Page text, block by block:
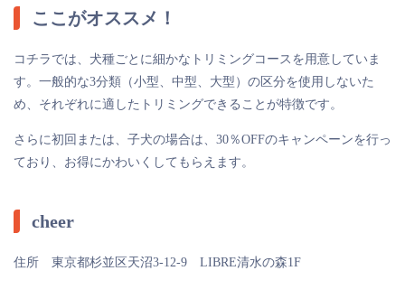
ここがオススメ！
コチラでは、犬種ごとに細かなトリミングコースを用意していま
す。一般的な3分類（小型、中型、大型）の区分を使用しないた
め、それぞれに適したトリミングできることが特徴です。
さらに初回または、子犬の場合は、30％OFFのキャンペーンを行っ
ており、お得にかわいくしてもらえます。
cheer
住所 東京都杉並区天沼3-12-9 LIBRE清水の森1F